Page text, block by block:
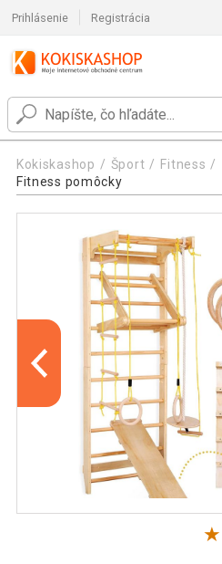
Prihlásenie Registrácia
Kokiskashop Šport Fitness
Fitness pomôcky